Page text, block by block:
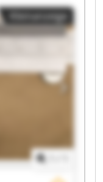
AG
AG
AG
AG
AG
Kleinanzeige